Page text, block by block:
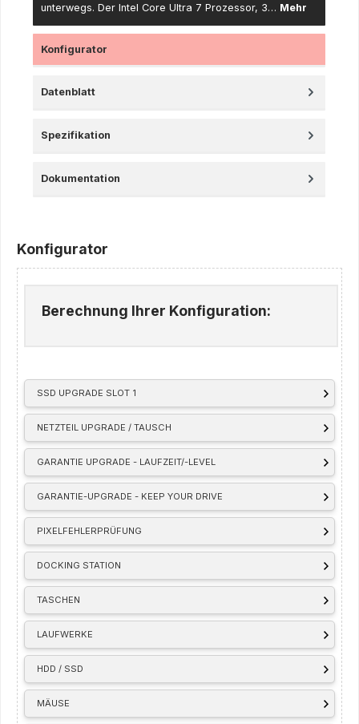
unterwegs. Der Intel Core Ultra 7 Prozessor, 3… Mehr
Konfigurator
Datenblatt
Spezifikation
Dokumentation
Konfigurator
SSD UPGRADE SLOT 1
NETZTEIL UPGRADE / TAUSCH
GARANTIE UPGRADE - LAUFZEIT/-LEVEL
GARANTIE-UPGRADE - KEEP YOUR DRIVE
PIXELFEHLERPRÜFUNG
DOCKING STATION
TASCHEN
LAUFWERKE
HDD / SSD
MÄUSE
Berechnung Ihrer Konfiguration: